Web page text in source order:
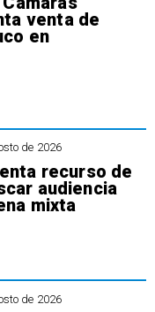
venta de
en
de 2026
recurso de
audiencia
mixta
de 2026